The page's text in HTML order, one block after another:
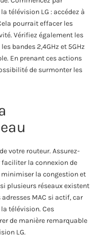
télévision LG : accédez à
pourrait effacer les
Vérifiez également les
bandes 2,4GHz et 5GHz
En prenant ces actions
de surmonter les
votre routeur. Assurez-
faciliter la connexion de
la congestion et
plusieurs réseaux existent
MAC si actif, car
télévision. Ces
de manière remarquable
LG.